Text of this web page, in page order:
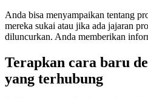
Anda bisa menyampaikan tentang
mereka sukai atau jika ada jajaran
diluncurkan. Anda memberikan
Terapkan cara baru
yang terhubung